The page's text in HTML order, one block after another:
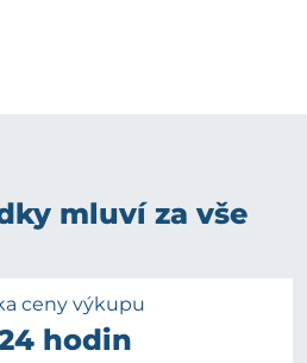
mluví za vše
ceny výkupu
hodin